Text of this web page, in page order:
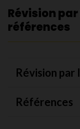
Révision
références
Révision par
Références